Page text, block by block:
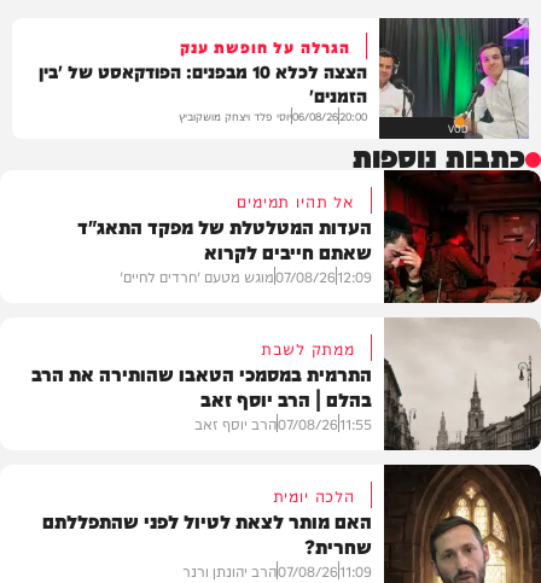
VOD
הגרלה על חופשת ענק
הצצה לכלא 10 מבפנים: הפודקאסט של 'בין
הזמנים'
20:00
06/08/26יוסי פלד ויצחק מושקוביץ
כתבות נוספות
דעות
אל תהיו תמימים
העדות המטלטלת של מפקד התאג"ד
שאתם חייבים לקרוא
12:09
07/08/26מוגש מטעם 'חרדים לחיים'
בית המדרש
ממתק לשבת
התרמית במסמכי הטאבו שהותירה את הרב
בהלם | הרב יוסף זאב
11:55
07/08/26הרב יוסף זאב
הלכה יומית
האם מותר לצאת לטיול לפני שהתפללתם
שחרית?
11:09
07/08/26הרב יהונתן ורנר